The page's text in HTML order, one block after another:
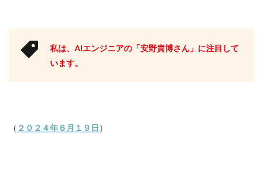
私は、AIエンジニアの「安野貴博さん」に注目して
います。
（ ２０２４年６月１９日 ）